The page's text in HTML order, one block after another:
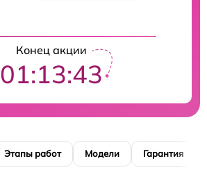
Конец акции
01:13:42
Этапы работ Модели Гарантия